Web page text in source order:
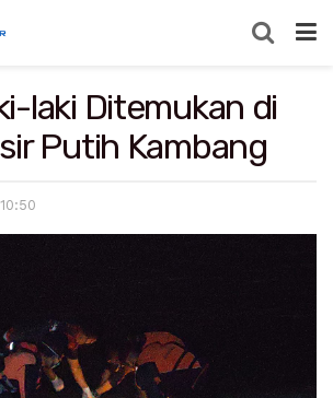
laki Ditemukan di
Putih Kambang